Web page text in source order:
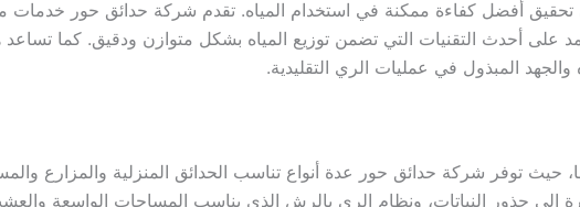
تحقيق أفضل كفاءة ممكنة في استخدام المياه. تقدم شركة حدائق حور
على أحدث التقنيات التي تضمن توزيع المياه بشكل متوازن ودقيق. كما
المبذول في عمليات الري التقليدية.
حيث توفر شركة حدائق حور عدة أنواع تناسب الحدائق المنزلية والمزارع
إلى جذور النباتات، ونظام الري بالرش الذي يناسب المساحات الواسعة